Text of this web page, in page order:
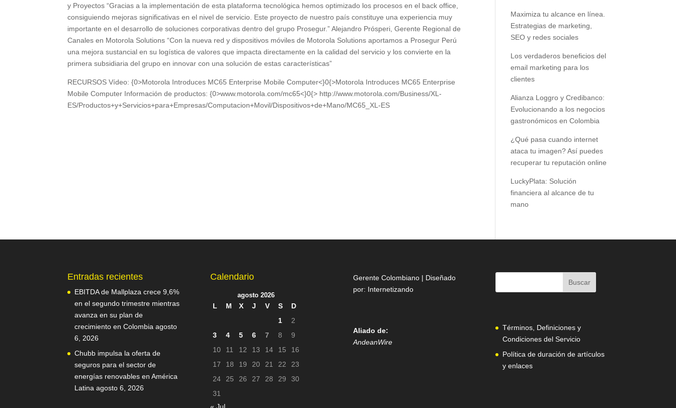
y Proyectos “Gracias a la implementación de esta plataforma tecnológica hemos optimizado los procesos en el back office,
consiguiendo mejoras significativas en el nivel de servicio. Este proyecto de nuestro país constituye una experiencia muy
importante en el desarrollo de soluciones corporativas dentro del grupo Prosegur.” Alejandro Prósperi, Gerente Regional de
Canales en Motorola Solutions “Con la nueva red y dispositivos móviles de Motorola Solutions aportamos a Prosegur Perú
una mejora sustancial en su logística de valores que impacta directamente en la calidad del servicio y los convierte en la
primera subsidiaria del grupo en innovar con una solución de estas características”
RECURSOS Vídeo: {0>Motorola Introduces MC65 Enterprise Mobile Computer<}0{>Motorola Introduces MC65 Enterprise
Mobile Computer Información de productos: {0>www.motorola.com/mc65<}0{> http://www.motorola.com/Business/XL-
ES/Productos+y+Servicios+para+Empresas/Computacion+Movil/Dispositivos+de+Mano/MC65_XL-ES
Maximiza tu alcance en línea.
Estrategias de marketing,
SEO y redes sociales
Los verdaderos beneficios del
email marketing para los
clientes
Alianza Loggro y Credibanco:
Evolucionando a los negocios
gastronómicos en Colombia
¿Qué pasa cuando internet
ataca tu imagen? Así puedes
recuperar tu reputación online
LuckyPlata: Solución
financiera al alcance de tu
mano
Entradas recientes
EBITDA de Mallplaza crece 9,6%
en el segundo trimestre mientras
avanza en su plan de
crecimiento en Colombia agosto
6, 2026
Chubb impulsa la oferta de
seguros para el sector de
energías renovables en América
Latina agosto 6, 2026
Calendario
agosto 2026
L M X J V S
D
1
2
3
4 5 6 7 8
9
10
11 12 13 14 15
16
17
18 19 20 21 22
23
24
25 26 27 28 29
30
31
« Jul
Gerente Colombiano | Diseñado
por: Internetizando
Aliado de:
AndeanWire
Términos, Definiciones y
Condiciones del Servicio
Política de duración de artículos
y enlaces